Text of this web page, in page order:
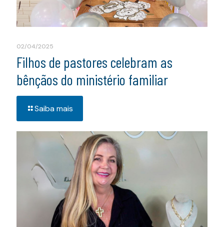
02/04/2025
Filhos de pastores celebram as
bênçãos do ministério familiar
Saiba mais